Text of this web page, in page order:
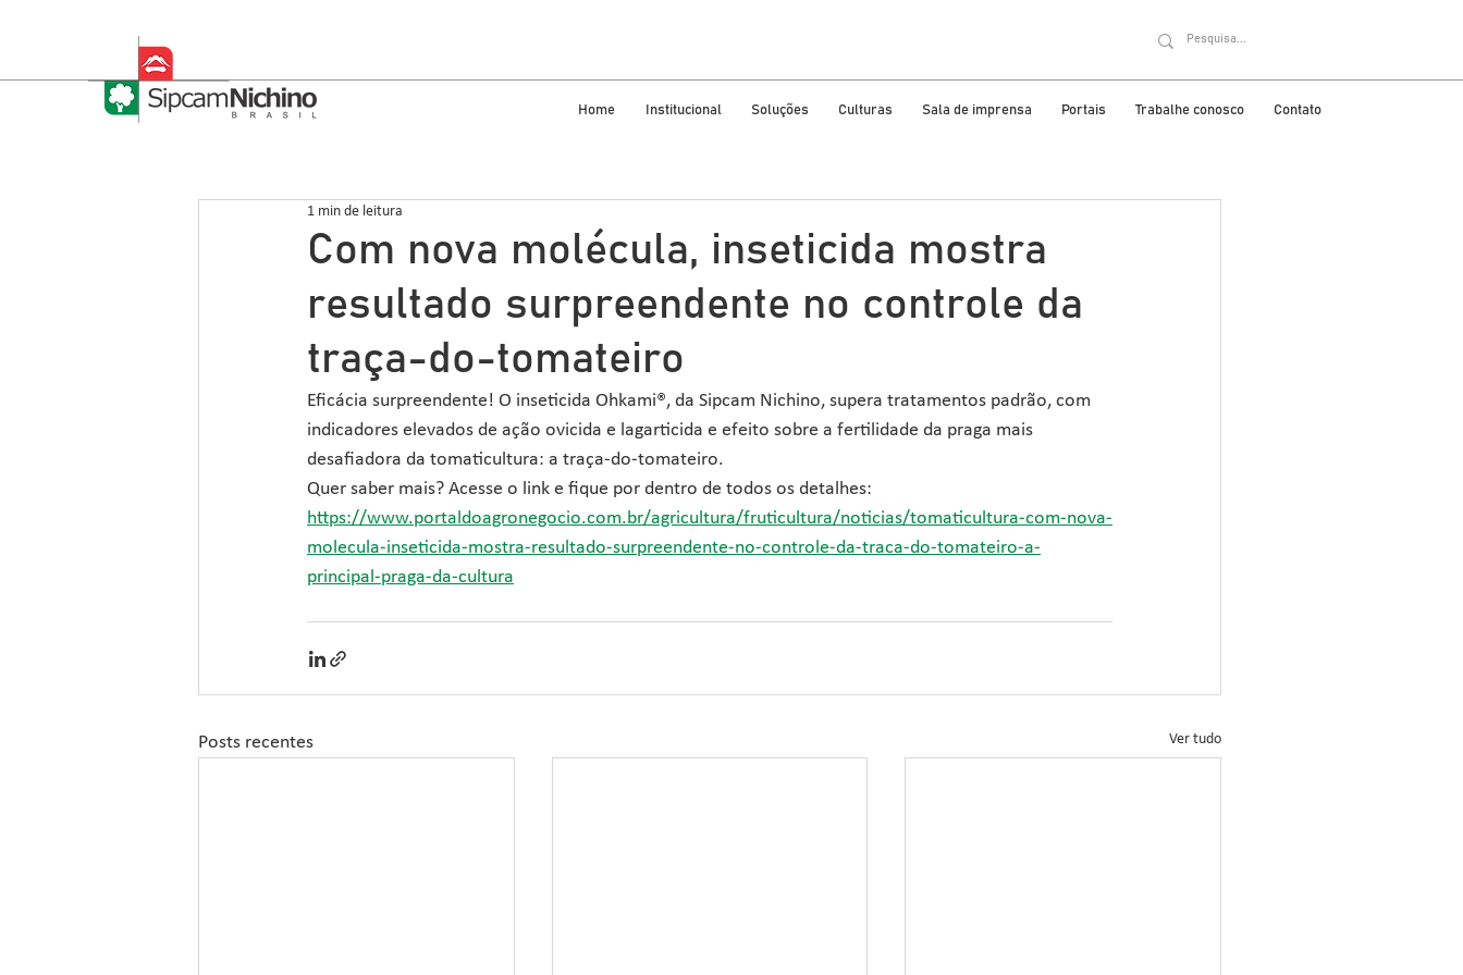
Home Institucional Soluções Culturas Sala de imprensa Portais Trabalhe conosco Contato
Com nova molécula, inseticida mostra
resultado surpreendente no controle da
traça-do-tomateiro
1 min de leitura
Eficácia surpreendente! O inseticida Ohkami®, da Sipcam Nichino, supera tratamentos padrão, com
indicadores elevados de ação ovicida e lagarticida e efeito sobre a fertilidade da praga mais
desafiadora da tomaticultura: a traça-do-tomateiro.
Quer saber mais? Acesse o link e fique por dentro de todos os detalhes:
https://www.portaldoagronegocio.com.br/agricultura/fruticultura/noticias/tomaticultura-com-nova-
molecula-inseticida-mostra-resultado-surpreendente-no-controle-da-traca-do-tomateiro-a-
principal-praga-da-cultura
Posts recentes Ver tudo